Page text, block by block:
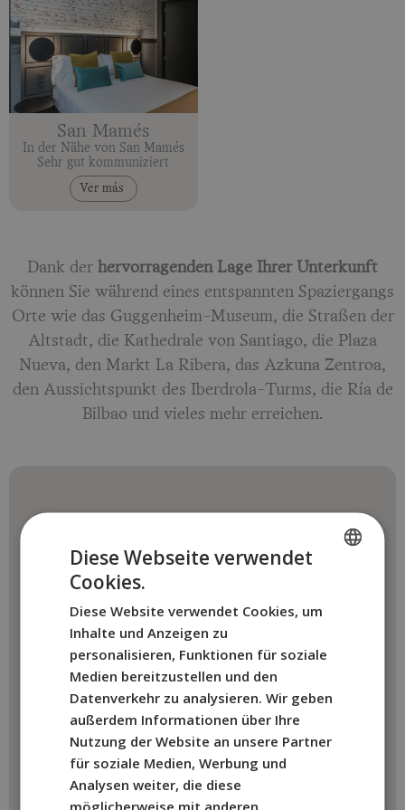
San Mamés
In der Nähe von San Mamés
Sehr gut kommuniziert
Ver más
Dank der hervorragenden Lage Ihrer Unterkunft
können Sie während eines entspannten Spaziergangs
Orte wie das Guggenheim-Museum, die Straßen der
Altstadt, die Kathedrale von Santiago, die Plaza
Nueva, den Markt La Ribera, das Azkuna Zentroa,
den Aussichtspunkt des Iberdrola-Turms, die Ría de
Bilbao und vieles mehr erreichen.
ENGLISH
GERMAN
Diese Webseite verwendet
Cookies.
Diese Website verwendet Cookies, um
Inhalte und Anzeigen zu
personalisieren, Funktionen für soziale
Medien bereitzustellen und den
Datenverkehr zu analysieren. Wir geben
außerdem Informationen über Ihre
Nutzung der Website an unsere Partner
für soziale Medien, Werbung und
Analysen weiter, die diese
möglicherweise mit anderen